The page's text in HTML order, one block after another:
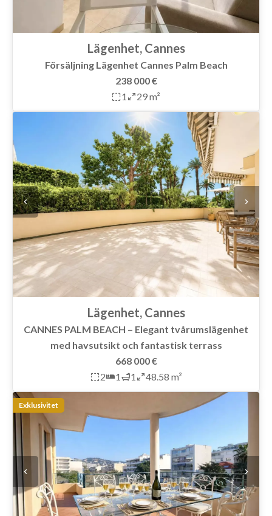
Lägenhet, Cannes
Försäljning Lägenhet Cannes Palm Beach
238 000 €
1
29 m²
Lägenhet, Cannes
CANNES PALM BEACH – Elegant tvårumslägenhet
med havsutsikt och fantastisk terrass
668 000 €
2
1 1 48.58 m²
Exklusivitet